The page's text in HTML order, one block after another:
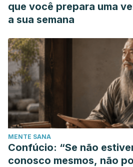
que você prepara uma
a sua semana
MENTE SANA
Confúcio: “Se não
conosco mesmos, não